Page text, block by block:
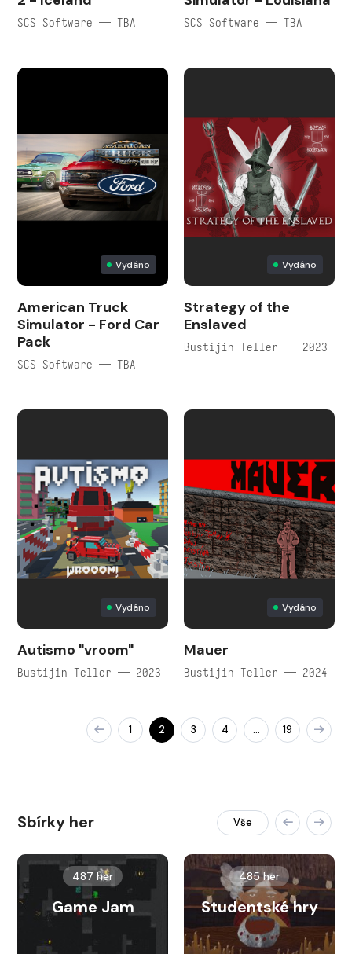
SCS Software — TBA SCS Software — TBA
Vydáno
American Truck
Simulator - Ford Car
Pack
SCS Software — TBA
Vydáno
Strategy of the
Enslaved
Bustijin Teller — 2023
Vydáno
Autismo "vroom"
Bustijin Teller — 2023
Vydáno
Mauer
Bustijin Teller — 2024
1 2 3 4 … 19
Sbírky her Vše
487 her
Game Jam
485 her
Studentské hry